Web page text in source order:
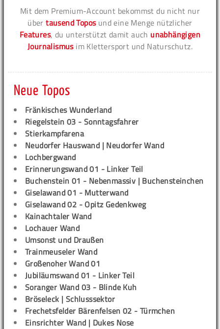
Mit dem Premium-Account bekommst du nicht nur
übertausend Toposund eine Menge nützlicher
Features, du unterstützt damit auch unabhängigen
Journalismusim Klettersport und Naturschutz.
Neue Topos
Fränkisches Wunderland
Riegelstein 03 - Sonntagsfahrer
Stierkampfarena
Neudorfer Hauswand | Neudorfer Wand
Lochbergwand
Erinnerungswand 01 - Linker Teil
Buchenstein 01 - Nebenmassiv | Buchensteinchen
Giselawand 01 - Mutterwand
Giselawand 02 - Opitz Gedenkweg
Kainachtaler Wand
Lochauer Wand
Umsonst und Draußen
Trainmeuseler Wand
Großenoher Wand 01
Jubiläumswand 01 - Linker Teil
Soranger Wand 03 - Blinde Kuh
Bröseleck | Schlusssektor
Frechetsfelder Bärenfelsen 02 - Türmchen
Einsrichter Wand | Dukes Nose